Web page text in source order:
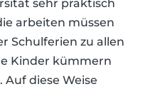
sehr praktisch
arbeiten müssen
Schulferien zu allen
Kinder kümmern
Auf diese Weise